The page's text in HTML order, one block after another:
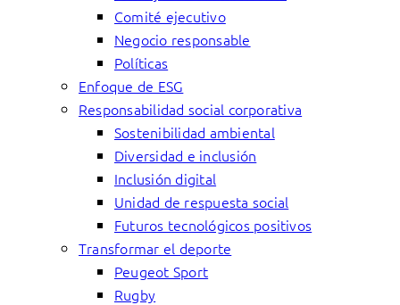
Comité ejecutivo
Negocio responsable
Políticas
Enfoque de ESG
Responsabilidad social corporativa
Sostenibilidad ambiental
Diversidad e inclusión
Inclusión digital
Unidad de respuesta social
Futuros tecnológicos positivos
Transformar el deporte
Peugeot Sport
Rugby